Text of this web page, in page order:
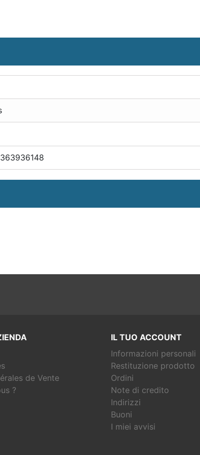
de Vente
?
IL TUO ACCOUNT
Informazioni personali
Restituzione prodotto
Ordini
Note di credito
Indirizzi
Buoni
I miei avvisi